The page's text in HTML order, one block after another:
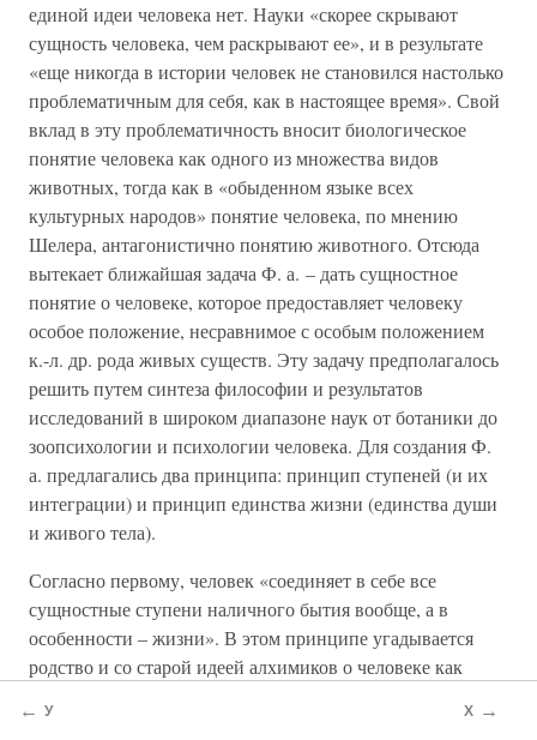
единой идеи человека нет. Науки «скорее скрывают
сущность человека, чем раскрывают ее», и в результате
«еще никогда в истории человек не становился настолько
проблематичным для себя, как в настоящее время». Свой
вклад в эту проблематичность вносит биологическое
понятие человека как одного из множества видов
животных, тогда как в «обыденном языке всех
культурных народов» понятие человека, по мнению
Шелера, антагонистично понятию животного. Отсюда
вытекает ближайшая задача Ф. а. – дать сущностное
понятие о человеке, которое предоставляет человеку
особое положение, несравнимое с особым положением
к.-л. др. рода живых существ. Эту задачу предполагалось
решить путем синтеза философии и результатов
исследований в широком диапазоне наук от ботаники до
зоопсихологии и психологии человека. Для создания Ф.
а. предлагались два принципа: принцип ступеней (и их
интеграции) и принцип единства жизни (единства души
и живого тела).
Согласно первому, человек «соединяет в себе все
сущностные ступени наличного бытия вообще, а в
особенности – жизни». В этом принципе угадывается
родство и со старой идеей алхимиков о человеке как
жизни. Второй принцип определенно имеет
← У Х →